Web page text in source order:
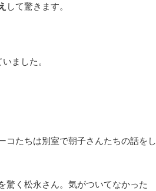
して驚きます。
ました。
コたちは別室で朝子さんたちの話をし
驚く松永さん。気がついてなかった